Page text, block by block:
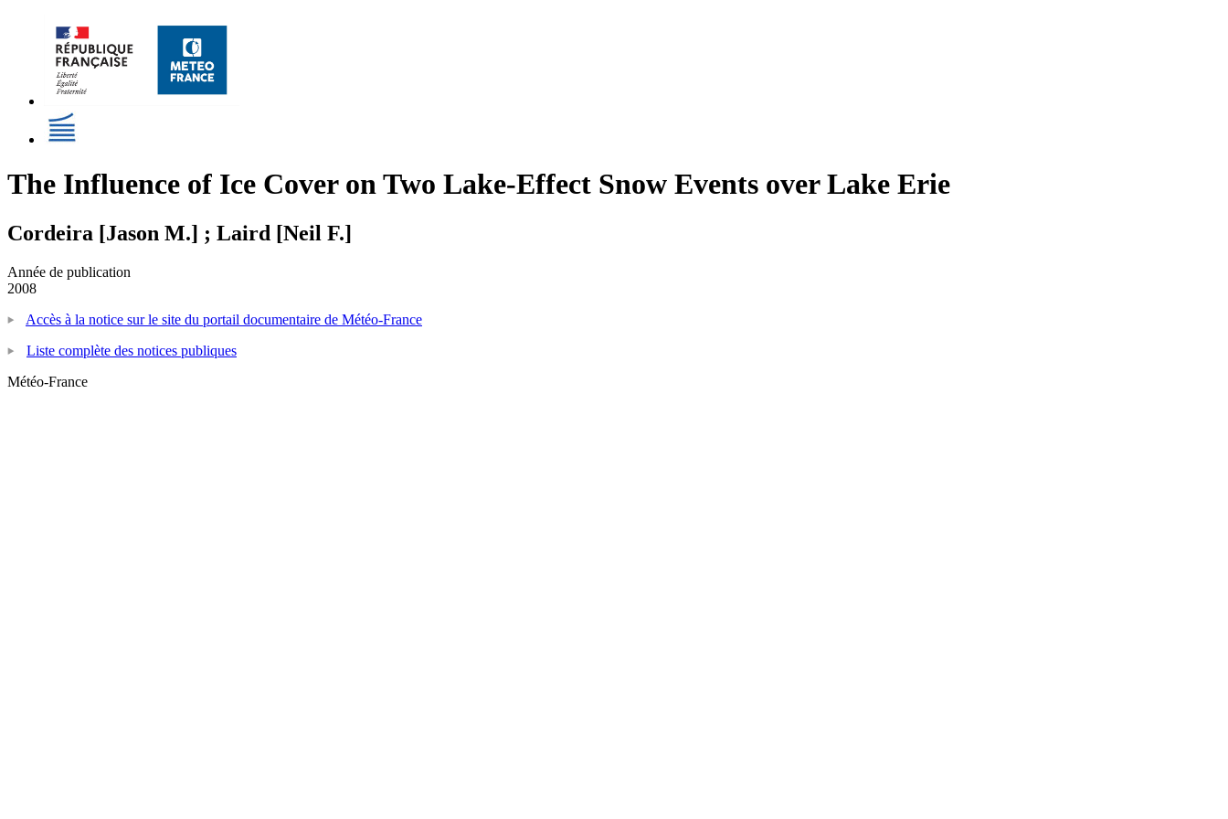
The Influence of Ice Cover on Two Lake-Effect Snow Events over Lake Erie
Cordeira [Jason M.] ; Laird [Neil F.]
Année de publication
2008
Accès à la notice sur le site du portail documentaire de Météo-France
Liste complète des notices publiques
Météo-France